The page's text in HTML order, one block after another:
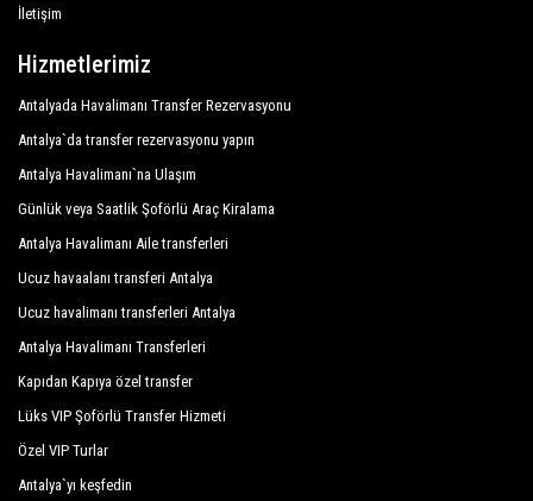
Matiate Park Hotel
Nirvana Lagoon Villas Suites Spa Hotel
Onkel Hotels Beldibi Resort
Paloma Foresta Resort
Ring Beach Hotel
Rios Beach Hotel
İletişim
Hizmetlerimiz
Antalyada Havalimanı Transfer Rezervasyonu
Antalya`da transfer rezervasyonu yapın
Antalya Havalimanı`na Ulaşım
Günlük veya Saatlik Şoförlü Araç Kiralama
Antalya Havalimanı Aile transferleri
Ucuz havaalanı transferi Antalya
Ucuz havalimanı transferleri Antalya
Antalya Havalimanı Transferleri
Kapıdan Kapıya özel transfer
Lüks VIP Şoförlü Transfer Hizmeti
Özel VIP Turlar
Antalya`yı keşfedin